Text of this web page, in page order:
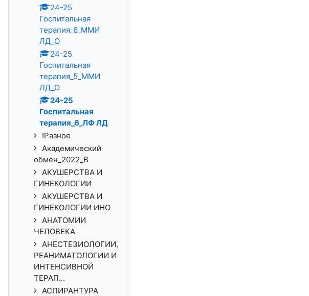
24-25
Госпитальная
терапия_6_ММИ
ЛД_О
24-25
Госпитальная
терапия_5_ММИ
ЛД_О
24-25
Госпитальная
терапия_6_ЛФ ЛД
!Разное
Академический
обмен_2022_В
АКУШЕРСТВА И
ГИНЕКОЛОГИИ
АКУШЕРСТВА И
ГИНЕКОЛОГИИ ИНО
АНАТОМИИ
ЧЕЛОВЕКА
АНЕСТЕЗИОЛОГИИ,
РЕАНИМАТОЛОГИИ И
ИНТЕНСИВНОЙ
ТЕРАП...
АСПИРАНТУРА